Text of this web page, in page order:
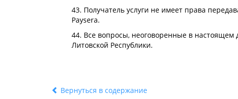
43. Получатель услуги не имеет права
Paysera.
44. Все вопросы, неоговоренные в настоящем
Литовской Республики.
Вернуться в содержание